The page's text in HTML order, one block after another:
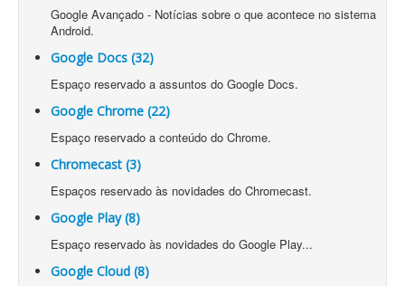
Google Avançado - Notícias sobre o que acontece no sistema
Android.
Google Docs (32)
Espaço reservado a assuntos do Google Docs.
Google Chrome (22)
Espaço reservado a conteúdo do Chrome.
Chromecast (3)
Espaços reservado às novidades do Chromecast.
Google Play (8)
Espaço reservado às novidades do Google Play...
Google Cloud (8)